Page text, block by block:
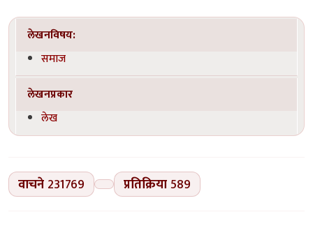
लेखनविषय:
समाज
लेखनप्रकार
लेख
वाचने 231769 प्रतिक्रिया589